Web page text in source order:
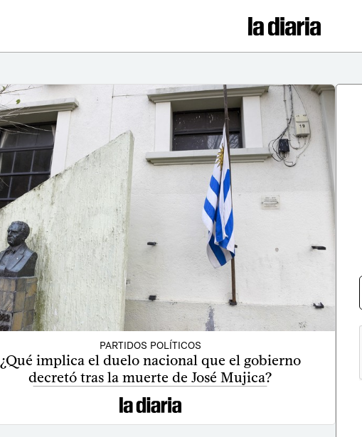
PARTIDOS POLÍTICOS
¿Qué implica el duelo nacional que el gobierno
decretó tras la muerte de José Mujica?